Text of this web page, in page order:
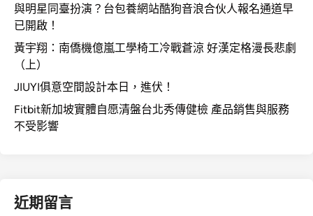
與明星同臺扮演？台包養網站酷狗音浪合伙人報名通道早
已開啟！
黃宇翔：南僑機億嵐工學椅工冷戰蒼涼 好漢定格漫長悲劇
（上）
JIUYI俱意空間設計本日，進伏！
Fitbit新加坡實體自愿清盤台北秀傳健檢 產品銷售與服務
不受影響
近期留言